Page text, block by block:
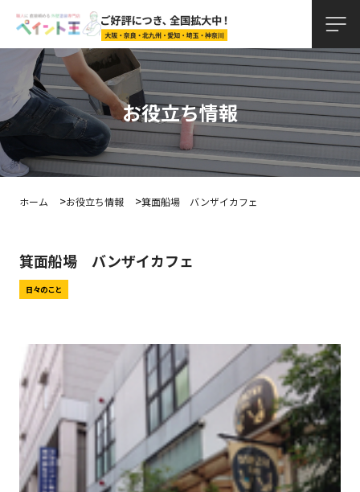
お役立ち情報
ホーム お役立ち情報 箕面船場 バンザイカフェ
箕面船場 バンザイカフェ
日々のこと